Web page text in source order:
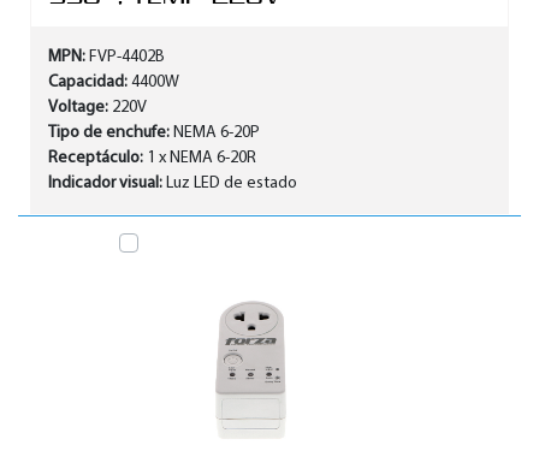
MPN: FVP-4402B
Capacidad: 4400W
Voltage: 220V
Tipo de enchufe: NEMA 6-20P
Receptáculo: 1 x NEMA 6-20R
Indicador visual: Luz LED de estado